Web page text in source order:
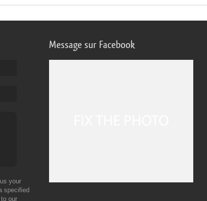
your
specified
our
Message sur Facebook